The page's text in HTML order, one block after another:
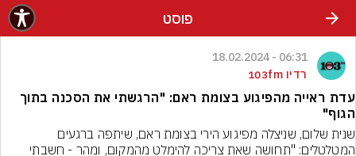
פוסט
06:31 - 18.02.2024
רדיו 103fm
עדת ראייה מהפיגוע בצומת ראם: "הרגשתי את הסכנה בתוך
הגוף"